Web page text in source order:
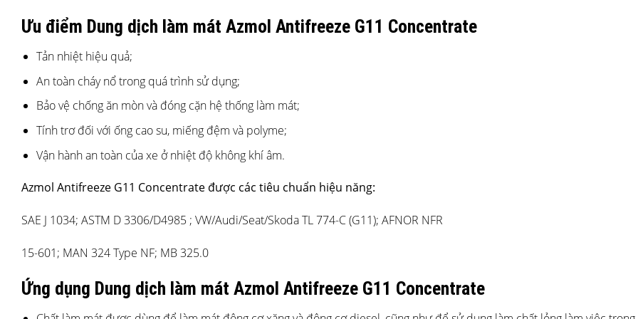
Ưu điểm Dung dịch làm mát Azmol Antifreeze G11 Concentrate
Tản nhiệt hiệu quả;
An toàn cháy nổ trong quá trình sử dụng;
Bảo vệ chống ăn mòn và đóng cặn hệ thống làm mát;
Tính trơ đối với ống cao su, miếng đệm và polyme;
Vận hành an toàn của xe ở nhiệt độ không khí âm.
Azmol Antifreeze G11 Concentrate được các tiêu chuẩn hiệu năng:
SAE J 1034; ASTM D 3306/D4985 ; VW/Audi/Seat/Skoda TL 774-C (G11); AFNOR NFR
15-601; MAN 324 Type NF; MB 325.0
Ứng dụng Dung dịch làm mát Azmol Antifreeze G11 Concentrate